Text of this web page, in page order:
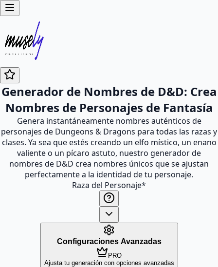
Generador de Nombres de D&D: Crea
Nombres de Personajes de Fantasía
Genera instantáneamente nombres auténticos de
personajes de Dungeons & Dragons para todas las razas y
clases. Ya sea que estés creando un elfo místico, un enano
valiente o un pícaro astuto, nuestro generador de
nombres de D&D crea nombres únicos que se ajustan
perfectamente a la identidad de tu personaje.
Raza del Personaje*
Configuraciones Avanzadas
PRO
Ajusta tu generación con opciones avanzadas